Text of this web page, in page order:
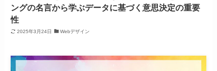
ングの名言から学ぶデータに基づく意思決定の重要
性
2025年3月24日 Webデザイン